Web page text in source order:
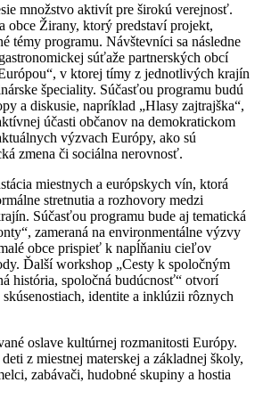
množstvo aktivít pre širokú verejnosť.
obce Žirany, ktorý predstaví projekt,
témy programu. Návštevníci sa následne
súťaže partnerských obcí
v ktorej tímy z jednotlivých krajín
špeciality. Súčasťou programu budú
a diskusie, napríklad „Hlasy zajtrajška“,
účasti občanov na demokratickom
výzvach Európy, ako sú
zmena či sociálna nerovnosť.
miestnych a európskych vín, ktorá
stretnutia a rozhovory medzi
Súčasťou programu bude aj tematická
zameraná na environmentálne výzvy
obce prispieť k napĺňaniu cieľov
Ďalší workshop „Cesty k spoločným
história, spoločná budúcnosť“ otvorí
identite a inklúzii rôznych
oslave kultúrnej rozmanitosti Európy.
z miestnej materskej a základnej školy,
zabávači, hudobné skupiny a hostia